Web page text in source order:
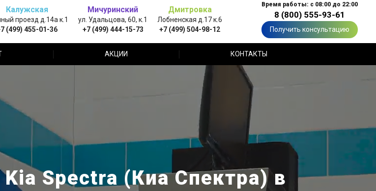
Калужская
проезд д.14а к.1
(499) 455-01-36
Мичуринский
ул. Удальцова, 60, к.1
+7 (499) 444-15-73
Дмитровка
Лобненская д.17 к.6
+7 (499) 504-98-12
Время работы: с 08:00 до 22:00
8 (800) 555-93-61
Получить консультацию
АКЦИИ КОНТАКТЫ
Spectra (Киа Спектра) в